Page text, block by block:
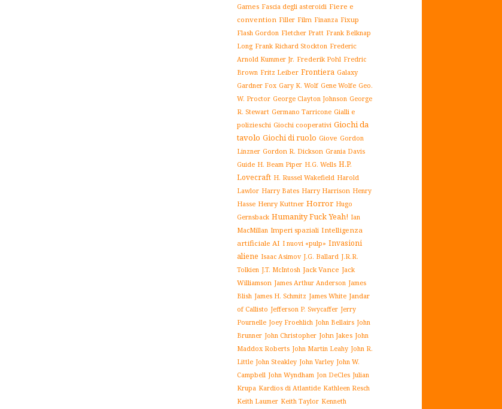
Games Fascia degli asteroidi Fiere e
convention Filler Film Finanza Fixup
Flash Gordon Fletcher Pratt Frank Belknap
Long Frank Richard Stockton Frederic
Arnold Kummer Jr. Frederik Pohl Fredric
Brown Fritz Leiber Frontiera Galaxy
Gardner Fox Gary K. Wolf Gene Wolfe Geo.
W. Proctor George Clayton Johnson George
R. Stewart Germano Tarricone Gialli e
polizieschi Giochi cooperativi Giochi da
tavolo Giochi di ruolo Giove Gordon
Linzner Gordon R. Dickson Grania Davis
Guide H. Beam Piper H.G. Wells H.P.
Lovecraft H. Russel Wakefield Harold
Lawlor Harry Bates Harry Harrison Henry
Hasse Henry Kuttner Horror Hugo
Gernsback Humanity Fuck Yeah! Ian
MacMillan Imperi spaziali Intelligenza
artificiale AI I nuovi «pulp» Invasioni
aliene Isaac Asimov J.G. Ballard J.R.R.
Tolkien J.T. McIntosh Jack Vance Jack
Williamson James Arthur Anderson James
Blish James H. Schmitz James White Jandar
of Callisto Jefferson P. Swycaffer Jerry
Pournelle Joey Froehlich John Bellairs John
Brunner John Christopher John Jakes John
Maddox Roberts John Martin Leahy John R.
Little John Steakley John Varley John W.
Campbell John Wyndham Jon DeCles Julian
Krupa Kardios di Atlantide Kathleen Resch
Keith Laumer Keith Taylor Kenneth